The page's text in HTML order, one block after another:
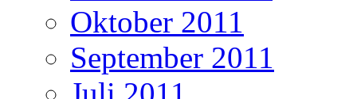
Oktober 2011
September 2011